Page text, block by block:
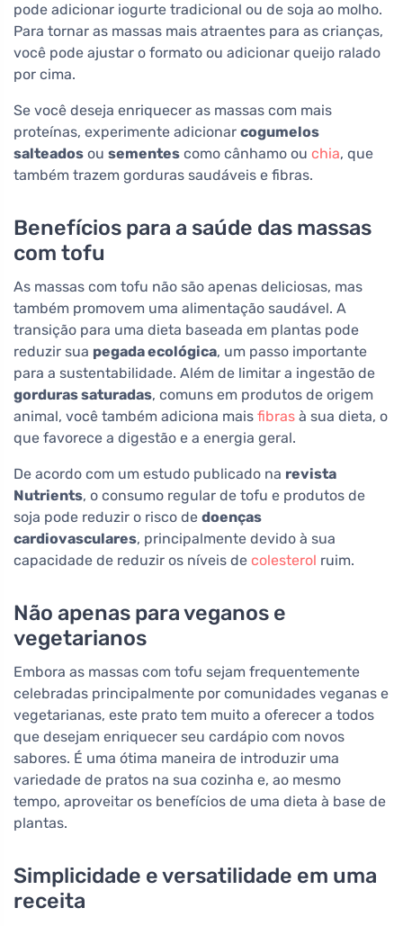
pode adicionar iogurte tradicional ou de soja ao molho.
Para tornar as massas mais atraentes para as crianças,
você pode ajustar o formato ou adicionar queijo ralado
por cima.
Se você deseja enriquecer as massas com mais
proteínas, experimente adicionar cogumelos
salteados ou sementes como cânhamo ou chia, que
também trazem gorduras saudáveis e fibras.
Benefícios para a saúde das massas
com tofu
As massas com tofu não são apenas deliciosas, mas
também promovem uma alimentação saudável. A
transição para uma dieta baseada em plantas pode
reduzir sua pegada ecológica, um passo importante
para a sustentabilidade. Além de limitar a ingestão de
gorduras saturadas, comuns em produtos de origem
animal, você também adiciona mais fibras à sua dieta, o
que favorece a digestão e a energia geral.
De acordo com um estudo publicado na revista
Nutrients, o consumo regular de tofu e produtos de
soja pode reduzir o risco de doenças
cardiovasculares, principalmente devido à sua
capacidade de reduzir os níveis de colesterol ruim.
Não apenas para veganos e
vegetarianos
Embora as massas com tofu sejam frequentemente
celebradas principalmente por comunidades veganas e
vegetarianas, este prato tem muito a oferecer a todos
que desejam enriquecer seu cardápio com novos
sabores. É uma ótima maneira de introduzir uma
variedade de pratos na sua cozinha e, ao mesmo
tempo, aproveitar os benefícios de uma dieta à base de
plantas.
Simplicidade e versatilidade em uma
receita